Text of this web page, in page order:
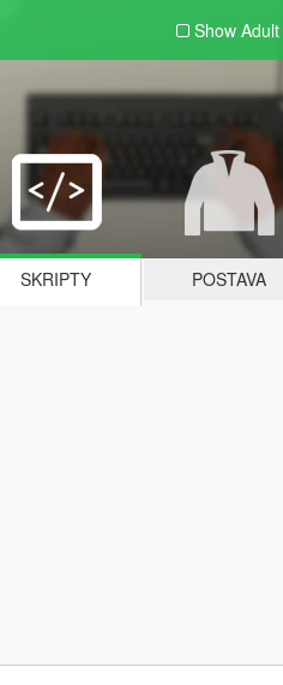
Show Adult
SKRIPTY POSTAVA